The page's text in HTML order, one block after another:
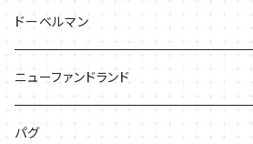
ケース
キャップ
バッグ
ケース
Tシャツ
バッグ
ケース
ドーベルマン
Tシャツ
バッグ
ニューファンドランド
Ｔシャツ
パグ